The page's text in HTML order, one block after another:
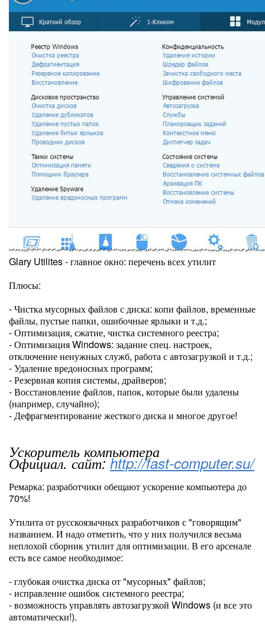
Glary Utilites - главное окно: перечень всех утилит
Плюсы:
- Чистка мусорных файлов с диска: копи файлов, временные
файлы, пустые папки, ошибочные ярлыки и т.д.;
- Оптимизация, сжатие, чистка системного реестра;
- Оптимизация Windows: задание спец. настроек,
отключение ненужных служб, работа с автозагрузкой и т.д.;
- Удаление вредоносных программ;
- Резервная копия системы, драйверов;
- Восстановление файлов, папок, которые были удалены
(например, случайно);
- Дефрагментирование жесткого диска и многое другое!
Ускоритель компьютера
Официал. сайт:http://fast-computer.su/
Ремарка: разработчики обещают ускорение компьютера до
70%!
Утилита от русскоязычных разработчиков с "говорящим"
названием. И надо отметить, что у них получился весьма
неплохой сборник утилит для оптимизации. В его арсенале
есть все самое необходимое:
- глубокая очистка диска от "мусорных" файлов;
- исправление ошибок системного реестра;
- возможность управлять автозагрузкой Windows (и все это
автоматически!).